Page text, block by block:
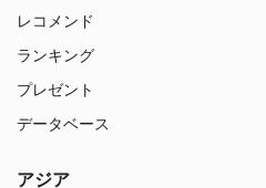
レコメンド
ランキング
プレゼント
データベース
アジア